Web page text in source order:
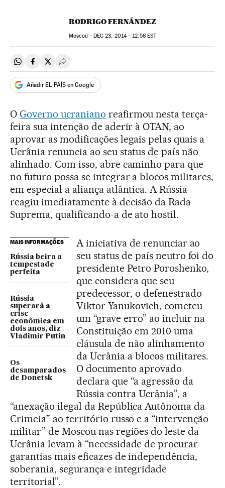
RODRIGO FERNÁNDEZ
Moscou - DEC 23, 2014 - 12:56EST
Compartir en Whatsapp
Compartir en Facebook
Compartir en Twitter
Desplegar Redes Sociales
Añadir EL PAÍS en Google
O Governo ucraniano reafirmou nesta terça-
feira sua intenção de aderir à OTAN, ao
aprovar as modificações legais pelas quais a
Ucrânia renuncia ao seu status de país não
alinhado. Com isso, abre caminho para que
no futuro possa se integrar a blocos militares,
em especial a aliança atlântica. A Rússia
reagiu imediatamente à decisão da Rada
Suprema, qualificando-a de ato hostil.
MAIS INFORMAÇÕES
Rússia beira a
tempestade
perfeita
Rússia
superará a
crise
econômica em
dois anos, diz
Vladimir Putin
Os
desamparados
de Donetsk
A iniciativa de renunciar ao
seu status de país neutro foi do
presidente Petro Poroshenko,
que considera que seu
predecessor, o defenestrado
Viktor Yanukovich, cometeu
um “grave erro” ao incluir na
Constituição em 2010 uma
cláusula de não alinhamento
da Ucrânia a blocos militares.
O documento aprovado
declara que “a agressão da
Rússia contra Ucrânia”, a
“anexação ilegal da República Autônoma da
Crimeia” ao território russo e a “intervenção
militar” de Moscou nas regiões do leste da
Ucrânia levam à “necessidade de procurar
garantias mais eficazes de independência,
soberania, segurança e integridade
territorial”.